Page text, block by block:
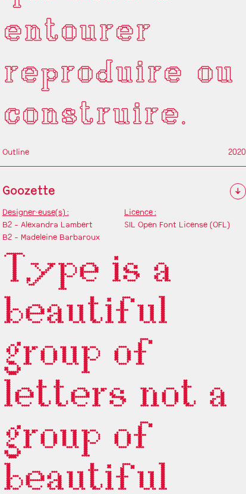
entourer
reproduire ou
construire.
Outline 2020
Goozette ↓
Designer·euse(s) :
B2 - Alexandra Lambert
B2 - Madeleine Barbaroux
Licence :
SIL Open Font License (OFL)
Type is a
beautiful
group of
letters not a
group of
beautiful